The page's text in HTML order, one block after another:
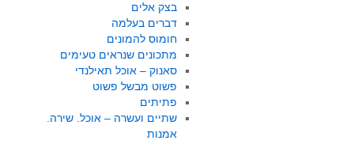
בצק אלים
דברים בעלמה
חומוס להמונים
מתכונים שנראים טעימים
סאנוק – אוכל תאילנדי
פשוט מבשל פשוט
פתיתים
שתיים ועשרה – אוכל. שירה.
אמנות